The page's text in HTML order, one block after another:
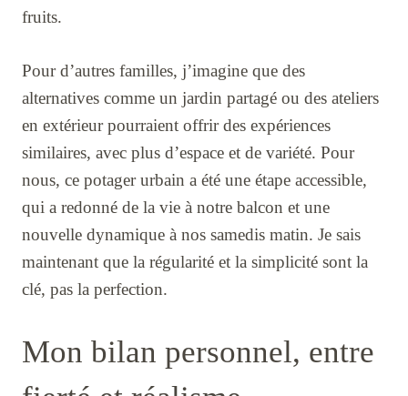
fruits.
Pour d’autres familles, j’imagine que des
alternatives comme un jardin partagé ou des ateliers
en extérieur pourraient offrir des expériences
similaires, avec plus d’espace et de variété. Pour
nous, ce potager urbain a été une étape accessible,
qui a redonné de la vie à notre balcon et une
nouvelle dynamique à nos samedis matin. Je sais
maintenant que la régularité et la simplicité sont la
clé, pas la perfection.
Mon bilan personnel, entre